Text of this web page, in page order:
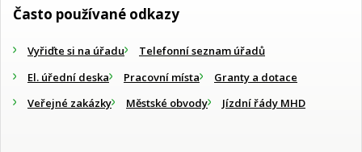
Často používané odkazy
Vyřiďte si na úřadu
Telefonní seznam úřadů
El. úřední deska
Pracovní místa
Granty a dotace
Veřejné zakázky
Městské obvody Jízdní řády MHD